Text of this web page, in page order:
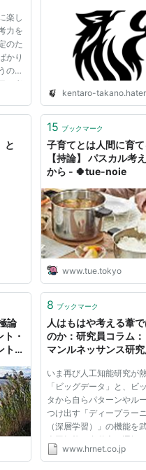
楽し
力を
のた
かり
の勉
も考
とき
るの
kentaro-
と
15 ブックマーク
子育てとは人間に育て
【持論】 パスカル考
から - 🍀tue-noie
www.tue.tokyo
論
・
トが
長、
ジ
ーラ
の仕
成
ト
ン
8 ブックマーク
人はもはや考える葦
のか：研究員コラム
マンルネッサンス研
いま再び人工知能研究が熱
「ビッグデータ」と、ビ
タから自らパターンやル
つけ出す「ディープラー
（深層学習）」の機能を
人工知能は自動車を運転し
広告を出したり、棋士と闘
www.hrnet.co.jp